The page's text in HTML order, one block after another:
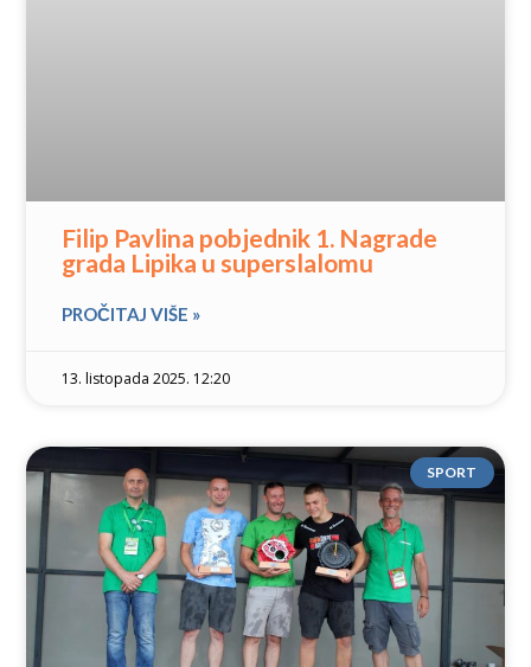
Filip Pavlina pobjednik 1. Nagrade
grada Lipika u superslalomu
PROČITAJ VIŠE »
13. listopada 2025. 12:20
SPORT